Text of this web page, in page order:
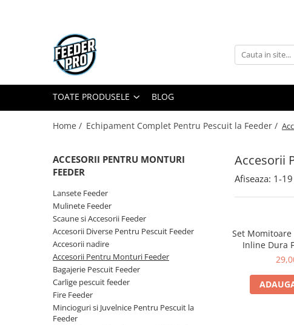
Toate Produsele
Accesorii Diverse
Mincioguri si Juvelnice
Scaune si Accesorii
Accesorii Nadire
Nade si Momeli
Accesorii Monturi
TOATE PRODUSELE BLOG
Home / Echipament Complet Pentru Pescuit la Feeder /
Accesorii
ACCESORII PENTRU MONTURI
FEEDER
Lansete Feeder
Mulinete Feeder
Scaune si Accesorii Feeder
Accesorii Diverse Pentru Pescuit Feeder
Accesorii nadire
Accesorii Pentru Monturi Feeder
Bagajerie Pescuit Feeder
Carlige pescuit feeder
Fire Feeder
Mincioguri si Juvelnice Pentru Pescuit la
Feeder
Afiseaza: 1-19
Set
Inline Dura
Large 60g-